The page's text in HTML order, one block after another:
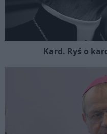
Kard. Ryś o